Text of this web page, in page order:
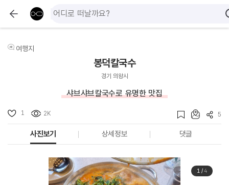
여행지
봉덕칼국수
경기 의왕시
샤브샤브칼국수로 유명한 맛집
1 2K 5
사진보기 상세정보 댓글
1/4